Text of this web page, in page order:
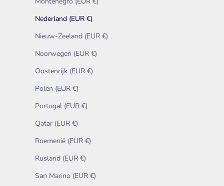
Nederland (EUR €)
Nieuw-Zeeland (EUR €)
Noorwegen (EUR €)
Oostenrijk (EUR €)
Polen (EUR €)
Portugal (EUR €)
Qatar (EUR €)
Roemenië (EUR €)
Rusland (EUR €)
San Marino (EUR €)